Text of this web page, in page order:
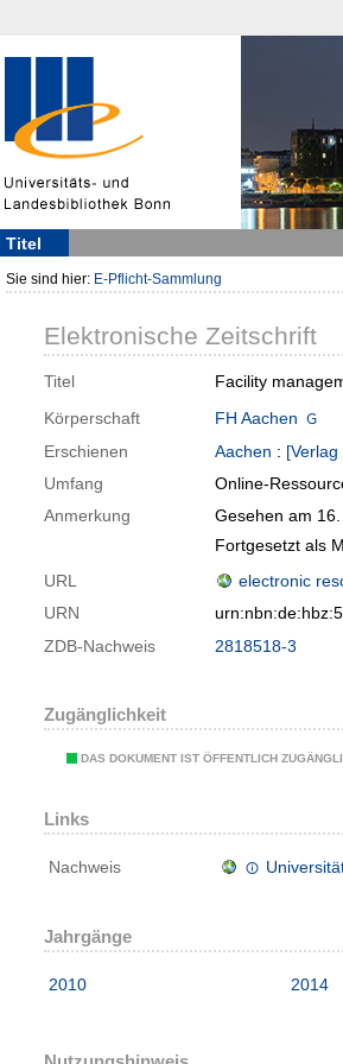
Titel
Sie sind hier: E-Pflicht-Sammlung
Elektronische Zeitschrift
Titel
Facility
Körperschaft
FH Aachen
Erschienen
Aachen :
Umfang
Online-
Anmerkung
Gesehen am
Fortgesetzt als
URL
electronic
URN
ZDB-Nachweis
2818518-3
Zugänglichkeit
DAS DOKUMENT IST ÖFFENTLICH
Links
Nachweis
Jahrgänge
2010 2014